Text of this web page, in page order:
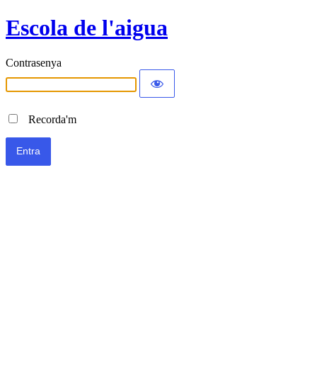
Escola de l'aigua
Contrasenya
Recorda'm